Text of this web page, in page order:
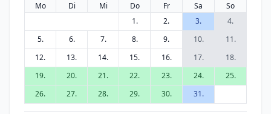
Mo Di Mi Do Fr Sa
So
1.
2. 3.
4.
5.
6. 7. 8. 9. 10.
11.
12.
13. 14. 15. 16. 17.
18.
19.
20. 21. 22. 23. 24.
25.
26.
27. 28. 29. 30. 31.